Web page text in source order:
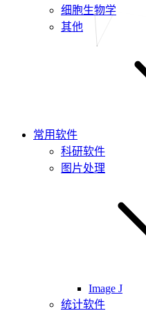
细胞生物学
其他
常用软件
科研软件
图片处理
Image J
统计软件